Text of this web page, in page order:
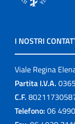
I NOSTRI
Viale Regina
Partita I.V.A.
C.F.
Telefono: 06